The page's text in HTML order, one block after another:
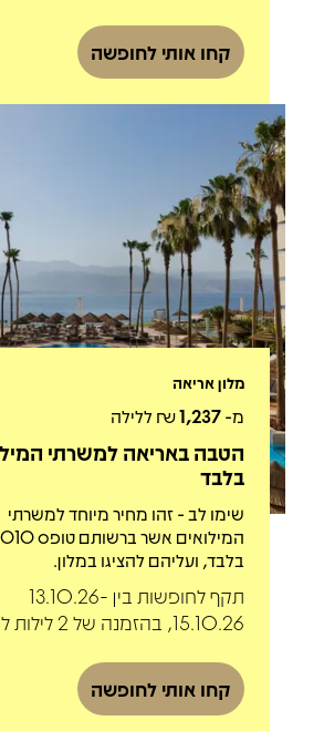
קחו אותי לחופשה
מלון אריאה
מ-1,237₪ ללילה
הטבה באריאה למשרתי
בלבד
שימו לב - זהו מחיר מיוחד למשרתי
המילואים אשר ברשותם
בלבד, ועליהם להציגו במלון.
תקף לחופשות בין 13.10.26-
15.10.26, בהזמנה של 2 לילות לפחות
קחו אותי לחופשה